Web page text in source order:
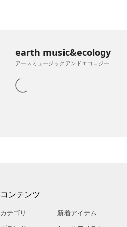
earth music&ecology
アースミュージックアンドエコロジー
コンテンツ
カテゴリ
新着アイテム